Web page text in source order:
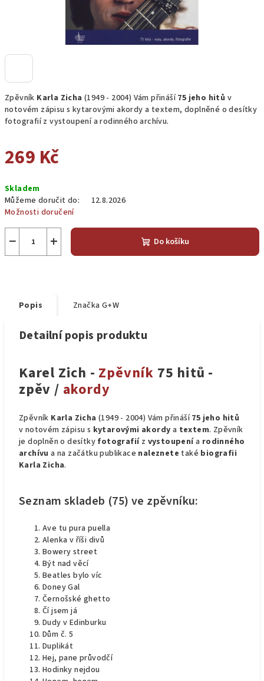
Zpěvník Karla Zicha (1949 - 2004) Vám přináší75 jeho hitů v
notovém zápisu s kytarovými akordy a textem, doplněné o desítky
fotografií z vystoupení a rodinného archívu.
269 Kč
cena:
Skladem
Můžeme doručit do:
12.8.2026
Možnosti doručení
+
− Do košíku
Popis Značka G+W
Detailní popis produktu
Karel Zich - Zpěvník 75 hitů -
zpěv / akordy
Zpěvník Karla Zicha (1949 - 2004) Vám přináší75 jeho hitů
v notovém zápisu s kytarovými akordy a textem. Zpěvník
je doplněn o desítky fotografiíz vystoupenía rodinného
archívu a na začátku publikace naleznete také biografii
Karla Zicha.
Seznam skladeb (75) ve zpěvníku:
Ave tu pura puella
Alenka v říši divů
Bowery street
Být nad věcí
Beatles bylo víc
Doney Gal
Černošské ghetto
Čí jsem já
Dudy v Edinburku
Dům č. 5
Duplikát
Hej, pane průvodčí
Hodinky nejdou